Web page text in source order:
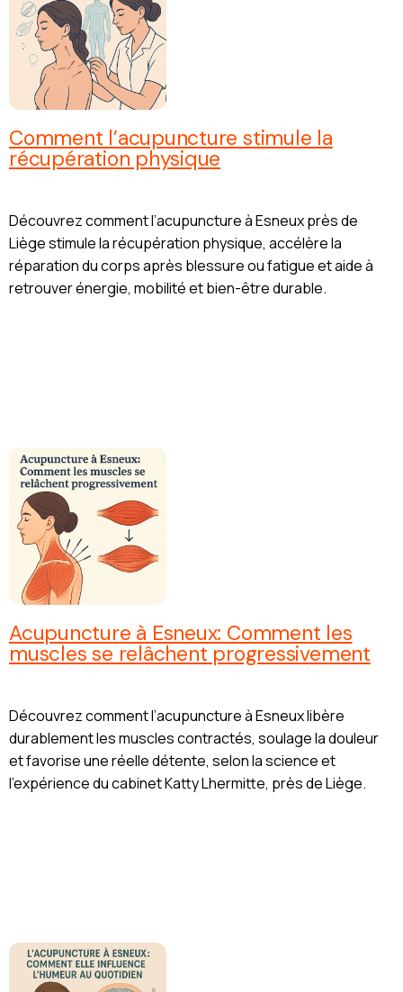
Comment l’acupuncture stimule la
récupération physique
Découvrez comment l’acupuncture à Esneux près de
Liège stimule la récupération physique, accélère la
réparation du corps après blessure ou fatigue et aide à
retrouver énergie, mobilité et bien-être durable.
Acupuncture à Esneux: Comment les
muscles se relâchent progressivement
Découvrez comment l’acupuncture à Esneux libère
durablement les muscles contractés, soulage la douleur
et favorise une réelle détente, selon la science et
l’expérience du cabinet Katty Lhermitte, près de Liège.